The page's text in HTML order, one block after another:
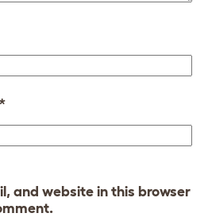
*
and website in this browser